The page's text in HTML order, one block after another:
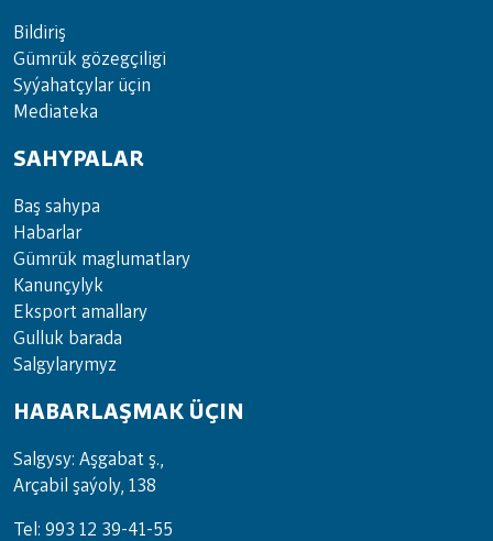
Bil­di­riş
Güm­rük gö­zeg­çi­li­gi
Sy­ýa­hat­çy­lar ü­çin
Media­teka
SAHYPALAR
Baş sahypa
Habarlar
Gümrük maglumatlary
Kanunçylyk
Eksport amallary
Gulluk barada
Salgylarymyz
HABARLAŞMAK ÜÇIN
Salgysy: Aşgabat ş.,
Arçabil şaýoly, 138
Tel: 993 12 39-41-55